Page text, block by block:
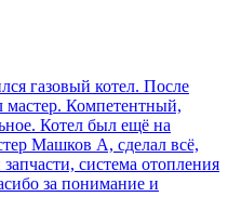
газовый котел. После
мастер. Компетентный,
Котел был ещё на
Машков А, сделал всё,
система отопления
за понимание и